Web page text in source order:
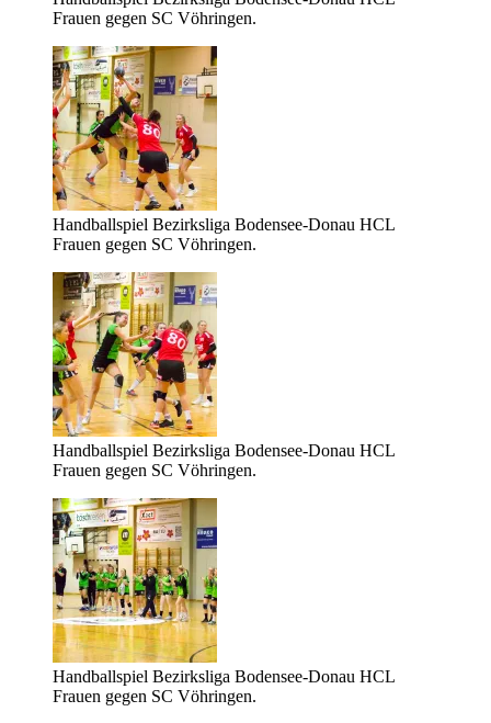
Frauen gegen SC Vöhringen.
Handballspiel Bezirksliga Bodensee-Donau HCL
Frauen gegen SC Vöhringen.
Handballspiel Bezirksliga Bodensee-Donau HCL
Frauen gegen SC Vöhringen.
Handballspiel Bezirksliga Bodensee-Donau HCL
Frauen gegen SC Vöhringen.